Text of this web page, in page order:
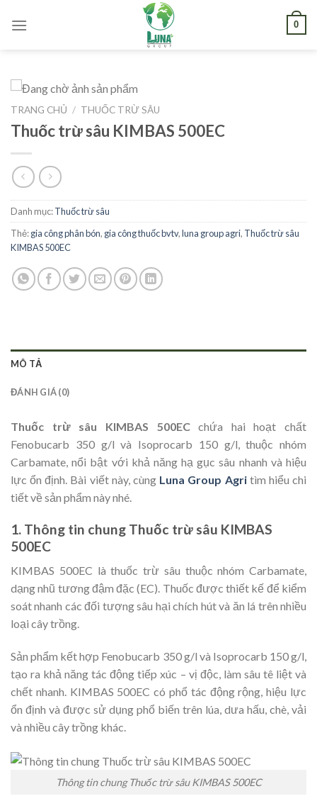
0
TRANG CHỦ / THUỐC TRỪ SÂU
Thuốc trừ sâu KIMBAS 500EC
Danh mục:Thuốc trừ sâu
Thẻ:gia công phân bón, gia công thuốc bvtv,luna group agri, Thuốc trừ sâu
KIMBAS 500EC
MÔ TẢ
ĐÁNH GIÁ (0)
Thuốc trừ sâu KIMBAS 500ECchứa hai hoạt chất
Fenobucarb 350 g/l và Isoprocarb 150 g/l, thuộc nhóm
Carbamate, nổi bật với khả năng hạ gục sâu nhanh và hiệu
lực ổn định. Bài viết này, cùng Luna Group Agritìm hiểu chi
tiết về sản phẩm này nhé.
1. Thông tin chung Thuốc trừ sâu KIMBAS
500EC
KIMBAS 500EC là thuốc trừ sâu thuộc nhóm Carbamate,
dạng nhũ tương đậm đặc (EC). Thuốc được thiết kế để kiểm
soát nhanh các đối tượng sâu hại chích hút và ăn lá trên nhiều
loại cây trồng.
Sản phẩm kết hợp Fenobucarb 350 g/l và Isoprocarb 150 g/l,
tạo ra khả năng tác động tiếp xúc – vị độc, làm sâu tê liệt và
chết nhanh. KIMBAS 500EC có phổ tác động rộng, hiệu lực
ổn định và được sử dụng phổ biến trên lúa, dưa hấu, chè, vải
và nhiều cây trồng khác.
Thông tin chung Thuốc trừ sâu KIMBAS 500EC